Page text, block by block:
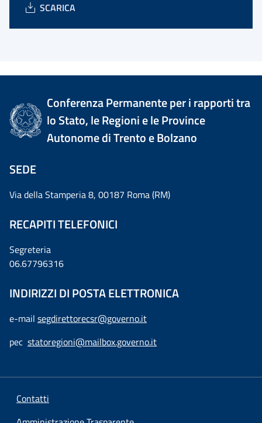
SCARICA
Conferenza Permanente per i rapporti tra
lo Stato, le Regioni e le Province
Autonome di Trento e Bolzano
SEDE
Via della Stamperia 8, 00187 Roma (RM)
RECAPITI TELEFONICI
Segreteria
06.67796316
INDIRIZZI DI POSTA ELETTRONICA
e-mail segdirettorecsr@governo.it
pec statoregioni@mailbox.governo.it
Contatti